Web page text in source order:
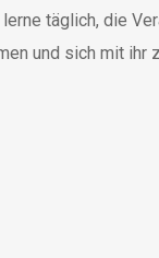
täglich, die
und sich mit ihr